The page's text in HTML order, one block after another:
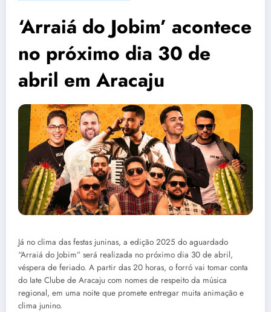
‘Arraiá do Jobim’ acontece
no próximo dia 30 de
abril em Aracaju
Já no clima das festas juninas, a edição 2025 do aguardado
“Arraiá do Jobim” será realizada no próximo dia 30 de abril,
véspera de feriado. A partir das 20 horas, o forró vai tomar conta
do Iate Clube de Aracaju com nomes de respeito da música
regional, em uma noite que promete entregar muita animação e
clima junino.